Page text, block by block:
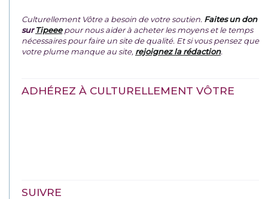
Culturellement Vôtre a besoin de votre soutien. Faites un don
surTipeeepour nous aider à acheter les moyens et le temps
nécessaires pour faire un site de qualité. Et si vous pensez que
votre plume manque au site, rejoignez la rédaction.
ADHÉREZ À CULTURELLEMENT VÔTRE
SUIVRE